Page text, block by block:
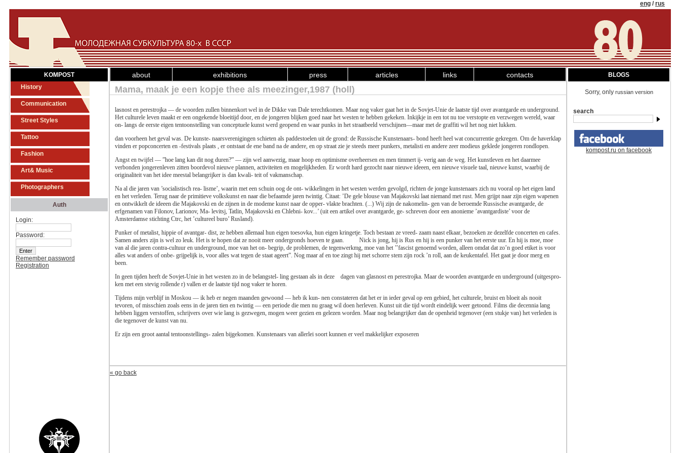
KOMPOST
History
Communication
Street Styles
Tattoo
Fashion
Art& Music
Photographers
Auth
Login:
Password:
Remember password
Registration
eng /rus
about exhibitions press articles links contacts
Mama, maak je een kopje thee als meezinger,1987 (holl)
lasnost en perestrojka — de woorden zullen binnenkort wel in de Dikke van Dale terechtkomen. Maar nog vaker gaat het in de Sovjet-Unie de laatste tijd over avantgarde en underground.
Het culturele leven maakt er een ongekende bloeitijd door, en de jongeren blijken goed naar het westen te hebben gekeken. Inkijkje in een tot nu toe verstopte en verzwegen wereld, waar
on- langs de eerste eigen tentoonstelling van conceptuele kunst werd geopend en waar punks in het straatbeeld verschijnen—maar met de graffiti wil het nog niet lukken.
dan voorheen het geval was. De kunste- naarsverenigingen schieten als paddestoelen uit de grond: de Russische Kunstenaars- bond heeft heel wat concurrentie gekregen. Om de haverklap
vinden er popconcerten en -festivals plaats , er ontstaat de ene band na de andere, en op straat zie je steeds meer punkers, metalisti en andere zeer modieus geklede jongeren rondlopen.
Angst en twijfel — ”hoe lang kan dit nog duren?” — zijn wel aanwezig, maar hoop en optimisme overheersen en men timmert ij- verig aan de weg. Het kunstleven en het daarmee
verbonden jongerenleven zitten boordevol nieuwe plannen, activiteiten en mogelijkheden. Er wordt hard gezocht naar nieuwe ideeen, een nieuwe visuele taal, nieuwe kunst, waarbij de
originaliteit van het idee meestal belangrijker is dan kwali- teit of vakmanschap.
Na al die jaren van ’socialistisch rea- lisme’, waarin met een schuin oog de ont- wikkelingen in het westen werden gevolgd, richten de jonge kunstenaars zich nu vooral op het eigen land
en het verleden. Terug naar de primitieve volkskunst en naar die befaamde jaren twintig. Citaat: ’De gele blouse van Majakovski laat niemand met rust. Men grijpt naar zijn eigen wapenen
en ontwikkelt de ideeen die Majakovski en de zijnen in de modeme kunst naar de opper- vlakte brachten. (...) Wij zijn de nakomelin- gen van de beroemde Russische avantgarde, de
erfgenamen van Filonov, Larionov, Ma- levitsj, Tatlin, Majakovski en Chlebni- kov...’ (uit een artikel over avantgarde, ge- schreven door een anonieme ’avantgardiste’ voor de
Amsterdamse stichting Ctrc, het ’cultureel buro’ Rusland).
Punker of metalist, hippie of avantgar- dist, ze hebben allemaal hun eigen toesovka, hun eigen kringetje. Toch bestaan ze vreed- zaam naast elkaar, bezoeken ze dezelfde concerten en cafes.
Samen anders zijn is wel zo leuk. Het is te hopen dat ze nooit meer ondergronds hoeven te gaan.
Nick is jong, hij is Rus en hij is een punker van het eerste uur. En hij is moe, moe
van al die jaren contra-cultuur en under­ground, moe van het on- begrip, de problemen, de tegenwerkmg, moe van het ’’fascist genoemd worden, alleen omdat dat zo’n goed etiket is voor
alles wat anders of onbe- grijpelijk is, voor alles wat tegen de staat ageert”. Nog maar af en toe zingt hij met schorre stem zijn rock ’n roll, aan de keukentafel. Het gaat je door merg en
been.
In geen tijden heeft de Sovjet-Unie in het wes­ten zo in de belangstel- ling gestaan als in deze
dagen van glasnost en pe­restrojka. Maar de woor­den avantgarde en underground (uitgespro-
ken met een stevig rollende r) vallen er de laatste tijd nog vaker te horen.
Tijdens mijn verblijf in Moskou — ik heb er negen maanden gewoond — heb ik kun- nen constateren dat het er in ieder geval op een gebied, het culturele, bruist en bloeit als nooit
tevoren, of misschien zoals eens in de jaren tien en twintig — een periode die men nu graag wil doen herleven. Kunst uit die tijd wordt eindelijk weer getoond. Films die decennia lang
hebben liggen verstoffen, schrijvers over wie lang is gezwegen, mogen weer gezien en gelezen worden. Maar nog belangrijker dan de openheid tegenover (een stukje van) het verleden is
die tegen­over de kunst van nu.
Er zijn een groot aantal tentoonstellings- zalen bijgekomen. Kunstenaars van allerlei soort kunnen er veel makkelijker exposeren
« go back
BLOGS
Sorry, only russian version
search
kompost.ru on facebook